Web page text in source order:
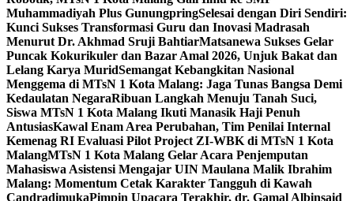
Muhammadiyah Plus GunungpringSelesai dengan Diri Sendiri:
Kunci Sukses Transformasi Guru dan Inovasi Madrasah
Menurut Dr. Akhmad Sruji BahtiarMatsanewa Sukses Gelar
Puncak Kokurikuler dan Bazar Amal 2026, Unjuk Bakat dan
Lelang Karya MuridSemangat Kebangkitan Nasional
Menggema di MTsN 1 Kota Malang: Jaga Tunas Bangsa Demi
Kedaulatan NegaraRibuan Langkah Menuju Tanah Suci,
Siswa MTsN 1 Kota Malang Ikuti Manasik Haji Penuh
AntusiasKawal Enam Area Perubahan, Tim Penilai Internal
Kemenag RI Evaluasi Pilot Project ZI-WBK di MTsN 1 Kota
MalangMTsN 1 Kota Malang Gelar Acara Penjemputan
Mahasiswa Asistensi Mengajar UIN Maulana Malik Ibrahim
Malang: Momentum Cetak Karakter Tangguh di Kawah
CandradimukaPimpin Upacara Terakhir, dr. Gamal Albinsaid